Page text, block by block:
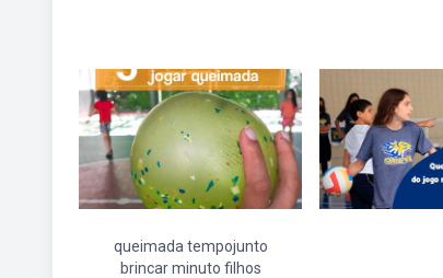
queimada tempojunto
brincar minuto filhos